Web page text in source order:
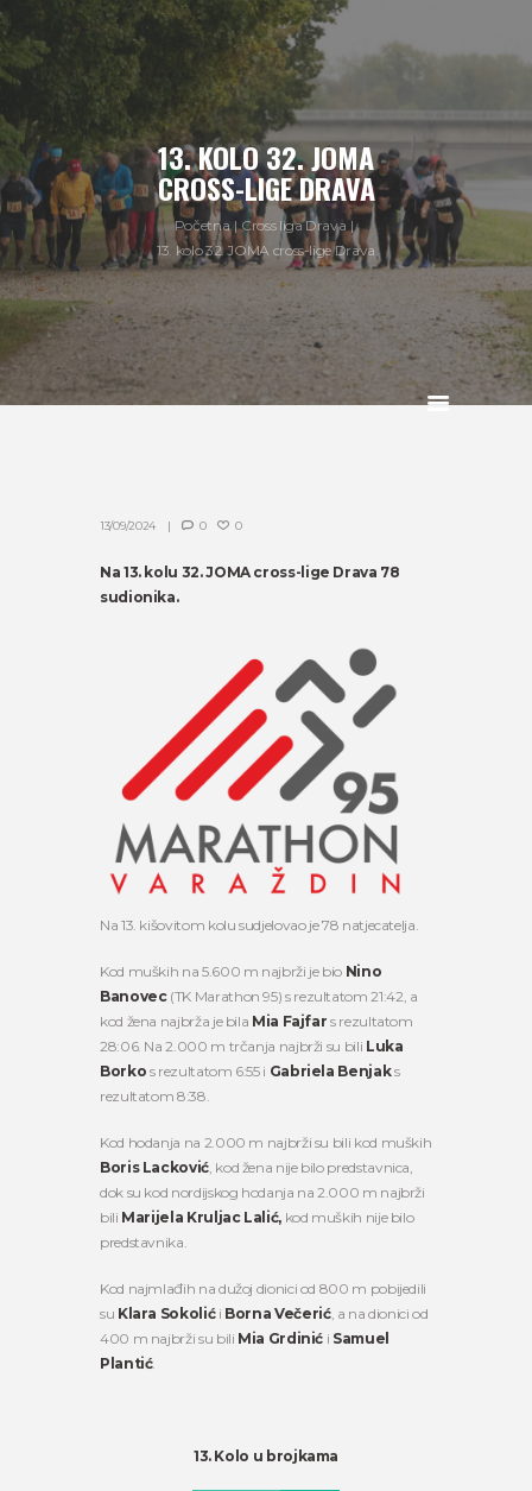
13. KOLO 32. JOMA
CROSS-LIGE DRAVA
Početna
Cross liga Drava
13. kolo 32. JOMA cross-lige Drava
13/09/2024 0 0
Na 13. kolu 32. JOMA cross-lige Drava 78
sudionika.
Na 13. kišovitom kolu sudjelovao je 78 natjecatelja.
Kod muških na 5.600 m najbrži je bio Nino
Banovec(TK Marathon 95) s rezultatom 21:42, a
kod žena najbrža je bila Mia Fajfar s rezultatom
28:06. Na 2.000 m trčanja najbrži su bili Luka
Borko s rezultatom 6:55 i Gabriela Benjaks
rezultatom 8:38.
Kod hodanja na 2.000 m najbrži su bili kod muških
Boris Lacković, kod žena nije bilo predstavnica,
dok su kod nordijskog hodanja na 2.000 m najbrži
bili Marijela Kruljac Lalić,kod muških nije bilo
predstavnika.
Kod najmlađih na dužoj dionici od 800 m pobijedili
su Klara Sokolić i Borna Večerić, a na dionici od
400 m najbrži su bili Mia Grdinić i Samuel
Plantić.
13. Kolo u brojkama